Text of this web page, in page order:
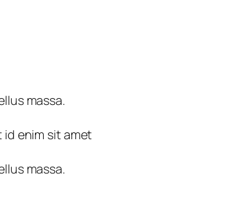
massa.
id enim sit amet
massa.